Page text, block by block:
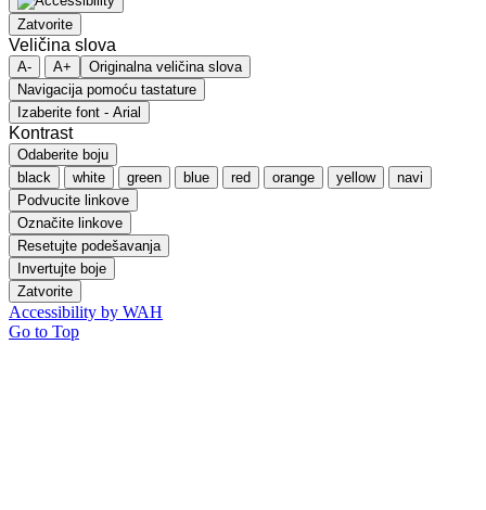
Zatvorite
Veličina slova
A- A+
Originalna veličina slova
Navigacija pomoću tastature
Izaberite font - Arial
Kontrast
Odaberite boju
black
white green blue red orange yellow
navi
Podvucite linkove
Označite linkove
Resetujte podešavanja
Invertujte boje
Zatvorite
Accessibility by WAH
Go to Top